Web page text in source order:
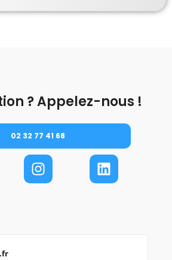
? Appelez-nous !
02 32 77 41 68